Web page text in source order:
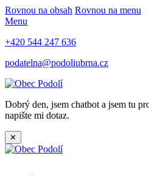
Rovnou na obsah Rovnou na menu
Menu
+420 544 247 636
podatelna@podoliubrna.cz
Dobrý den, jsem chatbot a jsem tu
napište mi dotaz.
✕